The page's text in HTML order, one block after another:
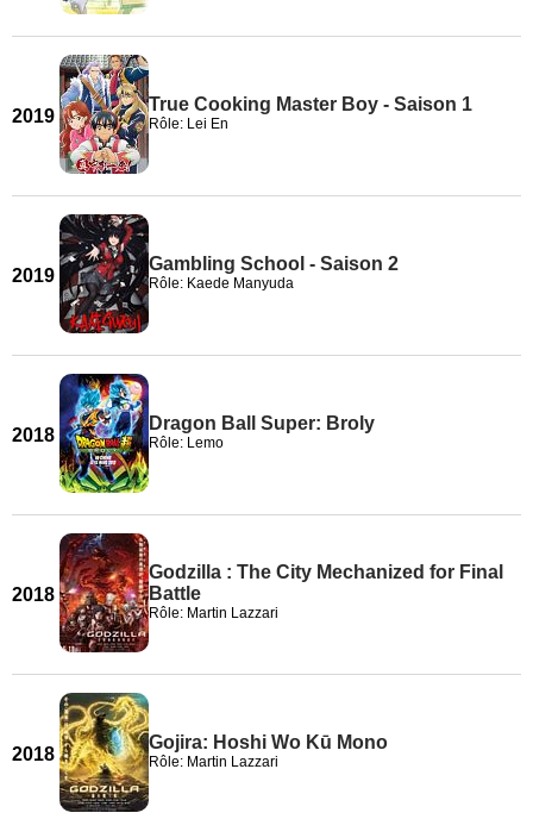
2019
True Cooking Master Boy - Saison 1
Rôle: Lei En
2019
Gambling School - Saison 2
Rôle: Kaede Manyuda
2018
Dragon Ball Super: Broly
Rôle: Lemo
2018
Godzilla : The City Mechanized for Final
Battle
Rôle: Martin Lazzari
2018
Gojira: Hoshi Wo Kū Mono
Rôle: Martin Lazzari